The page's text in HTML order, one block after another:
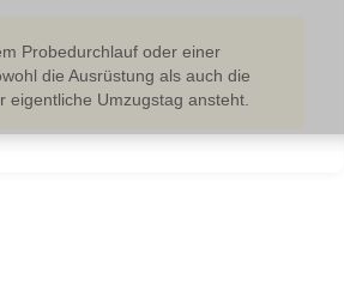
Probedurchlauf oder einer
die Ausrüstung als auch die
eigentliche Umzugstag ansteht.